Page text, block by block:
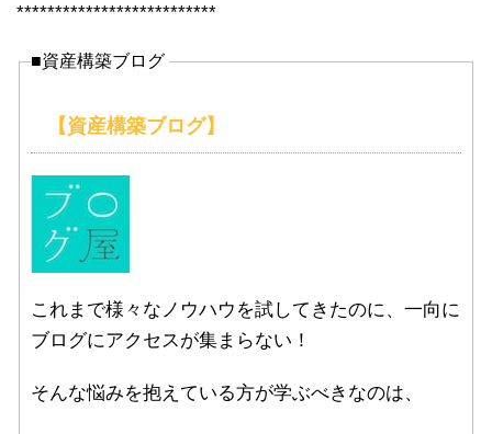
**************************
■資産構築ブログ
【資産構築ブログ】
これまで様々なノウハウを試してきたのに、一向に
ブログにアクセスが集まらない！
そんな悩みを抱えている方が学ぶべきなのは、